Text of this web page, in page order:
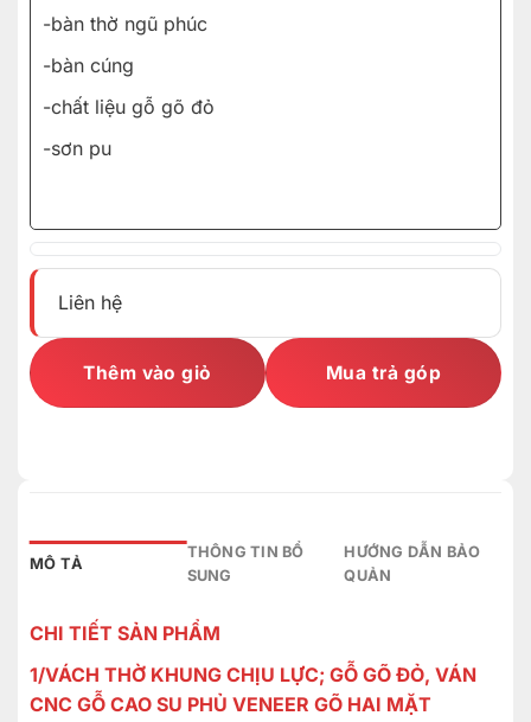
-bàn thờ ngũ phúc
-bàn cúng
-chất liệu gỗ gõ đỏ
-sơn pu
Liên hệ
Thêm vào giỏ Mua trả góp
MÔ TẢ
THÔNG TIN BỔ
SUNG
HƯỚNG DẪN BẢO
QUẢN
CHI TIẾT SẢN PHẨM
1/VÁCH THỜ KHUNG CHỊU LỰC; GỖ GÕ ĐỎ, VÁN
CNC GỖ CAO SU PHỦ VENEER GÕ HAI MẶT